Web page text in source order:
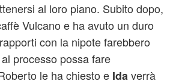
al loro piano. Subito dopo,
Vulcano e ha avuto un duro
con la nipote farebbero
processo possa fare
le ha chiesto e Ida verrà